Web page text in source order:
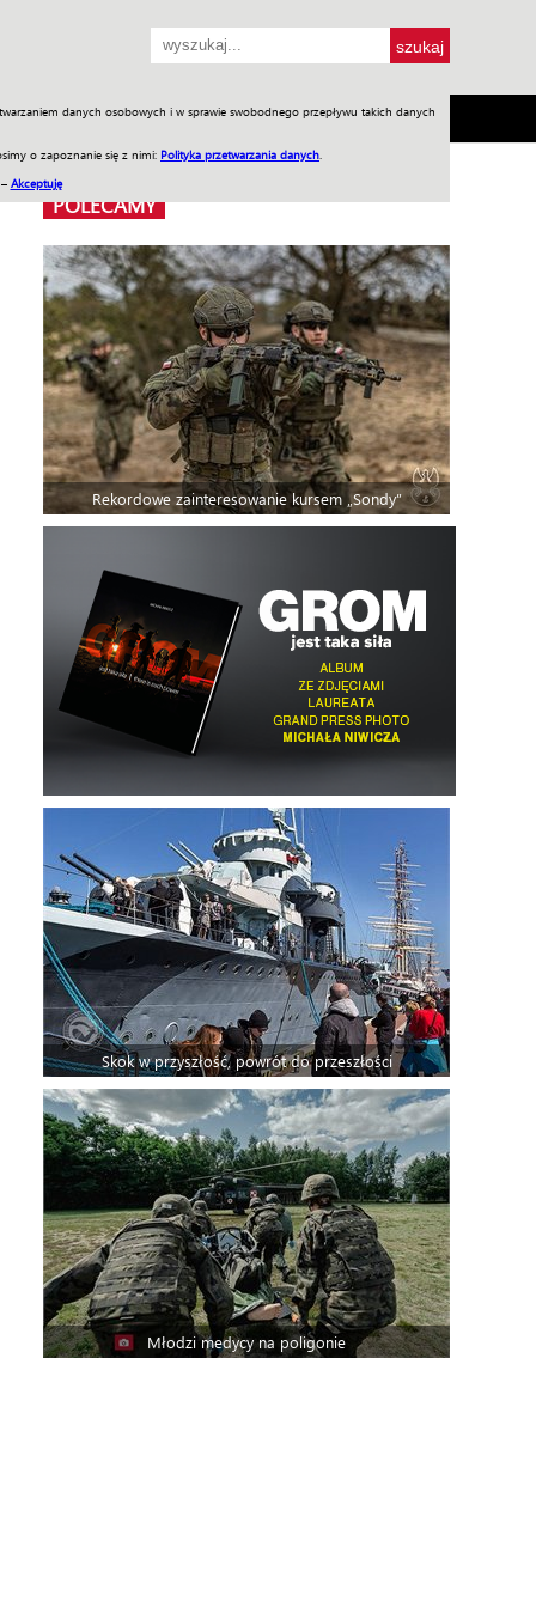
danych osobowych i w sprawie swobodnego przepływu takich danych
o zapoznanie się z nimi: Polityka przetwarzania danych
Akceptuję
SKLEP Jednodniówki Praca w WIW
POLECAMY
Rekordowe zainteresowanie kursem „Sondy”
Skok w przyszłość, powrót do przeszłości
Młodzi medycy na poligonie